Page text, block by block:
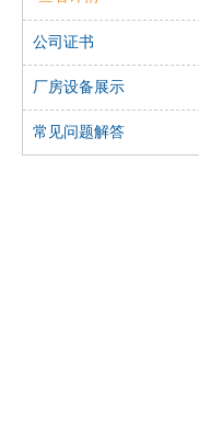
面处理行业的先导之一
源一直致力于开发高效环
的产品，以帮助工厂解决
际问题。
森源化工专业从事金属
公司证书
厂房设备展示
常见问题解答